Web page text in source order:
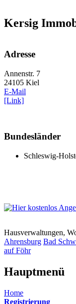
Kersig
Adresse
Annenstr. 7
24105 Kiel
E-Mail
[Link]
Bundesländer
Schleswig-
Hausverwaltungen,
Ahrensburg Bad
auf Föhr
Hauptmenü
Home
Registrierung